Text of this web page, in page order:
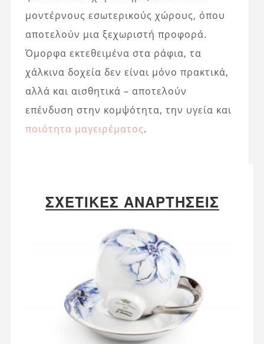
μοντέρνους εσωτερικούς χώρους, όπου
αποτελούν μια ξεχωριστή προφορά.
Όμορφα εκτεθειμένα στα ράφια, τα
χάλκινα δοχεία δεν είναι μόνο πρακτικά,
αλλά και αισθητικά – αποτελούν
επένδυση στην κομψότητα, την υγεία και
ποιότητα μαγειρέματος.
ΣΧΕΤΙΚΈΣ ΑΝΑΡΤΉΣΕΙΣ